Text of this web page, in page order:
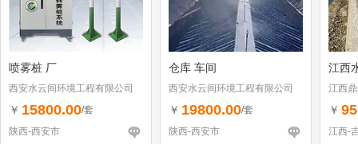
喷雾桩 厂
西安水云间环境工程有限公司
￥ 15800.00/套
陕西-西安市
仓库 车间
西安水云间环境工程有限公司
￥ 19800.00/套
陕西-西安市
江西
江西
￥
江西-